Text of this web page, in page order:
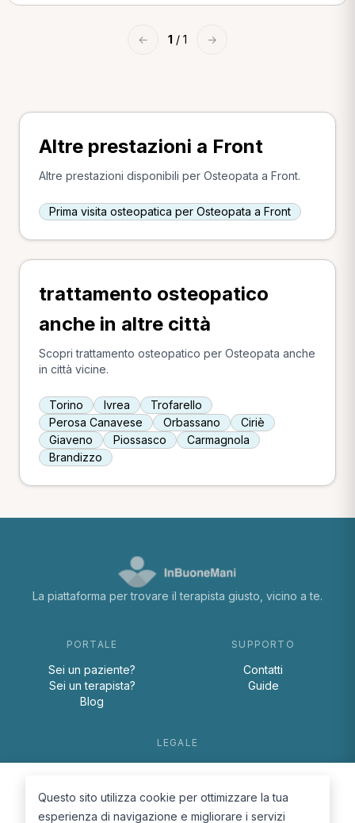
← 1 / 1 →
Altre prestazioni a Front
Altre prestazioni disponibili per Osteopata a Front.
Prima visita osteopatica per Osteopata a Front
trattamento osteopatico
anche in altre città
Scopri trattamento osteopatico per Osteopata anche
in città vicine.
Torino Ivrea
Trofarello
Perosa Canavese
Orbassano
Ciriè
Giaveno
Piossasco
Carmagnola
Brandizzo
La piattaforma per trovare il terapista giusto, vicino a te.
PORTALE
Sei un paziente?
Sei un terapista?
Blog
SUPPORTO
Contatti
Guide
LEGALE
Cookie Policy
Questo sito utilizza cookie per ottimizzare la tua
esperienza di navigazione e migliorare i servizi